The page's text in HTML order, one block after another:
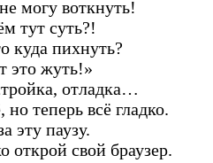
могу воткнуть!
тут суть?!
куда пихнуть?
это жуть!»
отладка…
теперь всё гладко.
эту паузу.
открой свой браузер.